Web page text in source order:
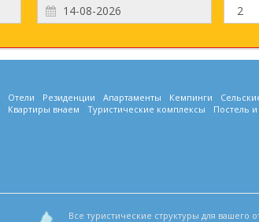
Отели Резиденции Апартаменты Кемпинги
Квартиры внаем
Туристические комплексы Постель и
Все туристические структуры для вашего